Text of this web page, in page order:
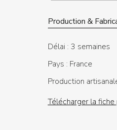
Production &
Délai : 3 semaines
Pays : France
Production
Télécharger la